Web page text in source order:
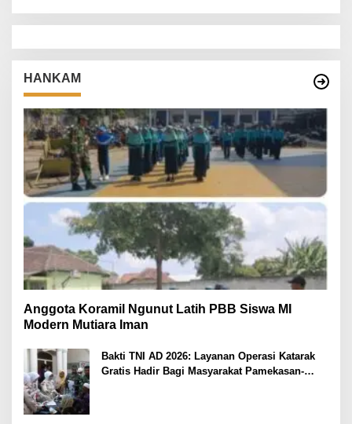
HANKAM
Anggota Koramil Ngunut Latih PBB Siswa MI
Modern Mutiara Iman
Bakti TNI AD 2026: Layanan Operasi Katarak
Gratis Hadir Bagi Masyarakat Pamekasan-